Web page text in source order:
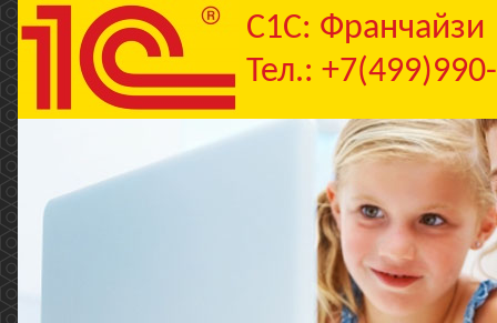
C1С: Франчайзи
Тел.: